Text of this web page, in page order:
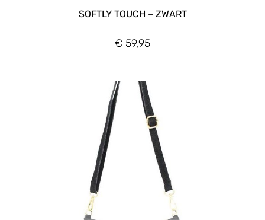
SOFTLY TOUCH – ZWART
€ 59,95